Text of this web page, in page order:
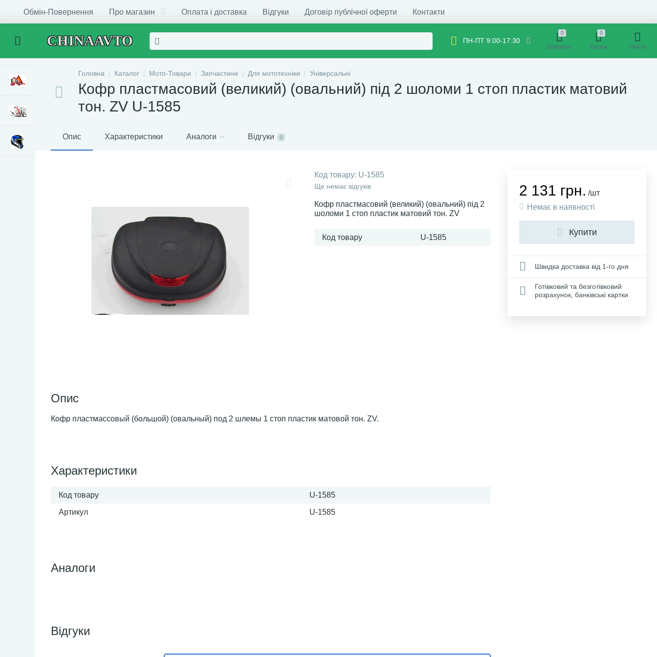
Обмін-Повернення Про магазин Оплата і доставка Відгуки Договір публічної оферти Контакти
CHINAAVTO ПН-ПТ 9:00-17:30
0
Вибране
0
Кошик Увійти
Головна Каталог Мото-Товари Запчастини Для мототехніки Універсальні
Кофр пластмасовий (великий) (овальний) під 2 шоломи 1 стоп пластик матовий
тон. ZV U-1585
Опис Характеристики Аналоги Відгуки 0
Код товару: U-1585
Ще немає відгуків
Кофр пластмасовий (великий) (овальний) під 2
шоломи 1 стоп пластик матовий тон. ZV
Код товару U-1585
Опис
Кофр пластмассовый (большой) (овальный) под 2 шлемы 1 стоп пластик матовой тон. ZV.
Характеристики
Код товару U-1585
Артикул U-1585
2 131 грн. /шт
Немає в наявності
Купити
Швидка доставка від 1-го дня
Готівковий та безготівковий
розрахунок, банківські картки
Аналоги
Відгуки